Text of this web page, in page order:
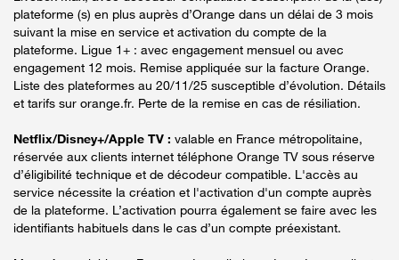
plateforme (s) en plus auprès d’Orange dans un délai de 3 mois
suivant la mise en service et activation du compte de la
plateforme. Ligue 1+ : avec engagement mensuel ou avec
engagement 12 mois. Remise appliquée sur la facture Orange.
Liste des plateformes au 20/11/25 susceptible d’évolution. Détails
et tarifs sur orange.fr. Perte de la remise en cas de résiliation.
Netflix/Disney+/Apple TV : valable en France métropolitaine,
réservée aux clients internet téléphone Orange TV sous réserve
d’éligibilité technique et de décodeur compatible. L'accès au
service nécessite la création et l'activation d'un compte auprès
de la plateforme. L’activation pourra également se faire avec les
identifiants habituels dans le cas d’un compte préexistant.